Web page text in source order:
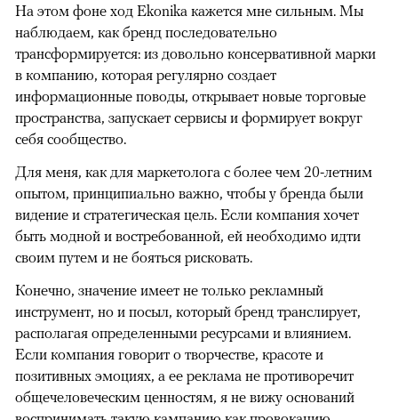
На этом фоне ход Ekonika кажется мне сильным. Мы
наблюдаем, как бренд последовательно
трансформируется: из довольно консервативной марки
в компанию, которая регулярно создает
информационные поводы, открывает новые торговые
пространства, запускает сервисы и формирует вокруг
себя сообщество.
Для меня, как для маркетолога с более чем 20-летним
опытом, принципиально важно, чтобы у бренда были
видение и стратегическая цель. Если компания хочет
быть модной и востребованной, ей необходимо идти
своим путем и не бояться рисковать.
Конечно, значение имеет не только рекламный
инструмент, но и посыл, который бренд транслирует,
располагая определенными ресурсами и влиянием.
Если компания говорит о творчестве, красоте и
позитивных эмоциях, а ее реклама не противоречит
общечеловеческим ценностям, я не вижу оснований